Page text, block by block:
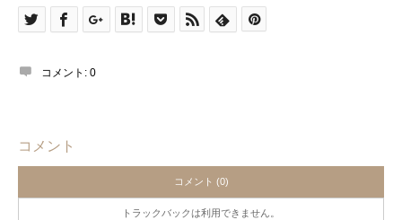
コメント: 0
コメント
コメント (0)
トラックバックは利用できません。